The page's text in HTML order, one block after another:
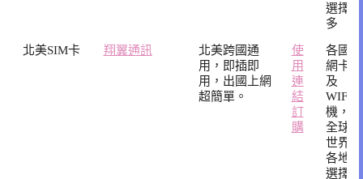
選擇
多
北美SIM卡 翔翼通訊
北美跨國通
用，即插即
用，出國上網
超簡單。
使
用
連
結
訂
購
各國
網卡
及
WIFI
機，
全球
世界
各地
選擇